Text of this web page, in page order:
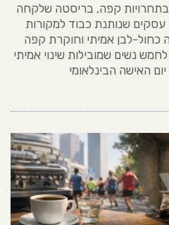
קפה, בריסטה שלקחה
שנותנת כבוד למקורות
לבן אמיתי וחוקרת קפה
נשים שמובילות שינוי אמיתי
האישה הבינלאומי